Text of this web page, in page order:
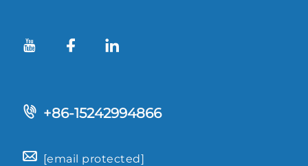
+86-15242994866
[email protected]